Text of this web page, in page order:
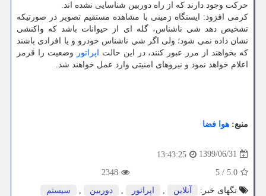
حرکت وجود دارند که از راه دوربین شناسایی نشده اند.
کرمی افزود: ایستگاه زمینی با مشاهده مستقیم تصویر در صورتیکه
تشخیص دهد شی ناشناس، گله ای از حیوانات باشد که واکنشی
نشان داده نمی شود؛ ولی اگر شی ناشناس خودرو و یا افرادی باشند
که بخواهند از مرز عبور کنند، در این حالت
اپراتور
وضعیت را قرمز
اعلام خواهد نمود و نیروهای امنیتی وارد عمل خواهند شد.
منبع: هوا فضا
1399/06/31
13:43:25
5.0
/
5
2348
تگهای خبر:
آنلاین , اپراتور , دوربین , سیستم